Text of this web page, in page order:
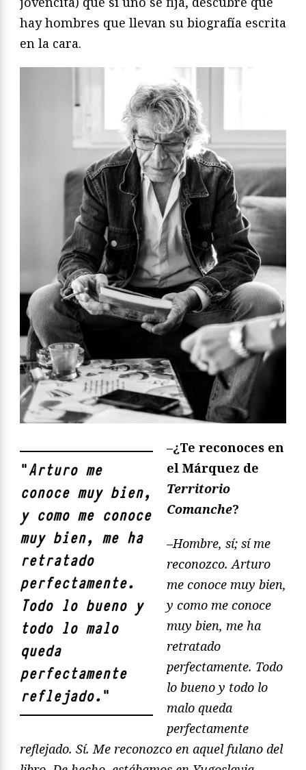
hay hombres que llevan su biografía escrita
en la cara.
"Arturo me
conoce muy bien,
y como me conoce
muy bien, me ha
retratado
perfectamente.
Todo lo bueno y
todo lo malo
queda
perfectamente
reflejado."
–¿Te reconoces en
el Márquez de
Territorio
Comanche?
–Hombre, sí; sí me
reconozco. Arturo
me conoce muy bien,
y como me conoce
muy bien, me ha
retratado
perfectamente. Todo
lo bueno y todo lo
malo queda
perfectamente
reflejado. Sí. Me reconozco en aquel fulano del